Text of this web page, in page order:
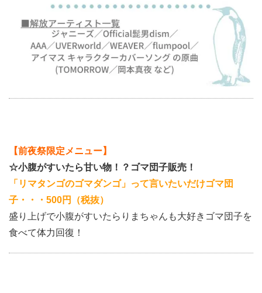
【前夜祭限定メニュー】
☆小腹がすいたら甘い物！？ゴマ団子販売！
「リマタンゴのゴマダンゴ」って言いたいだけゴマ団
子・・・500円（税抜）
盛り上げで小腹がすいたらりまちゃんも大好きゴマ団子を
食べて体力回復！